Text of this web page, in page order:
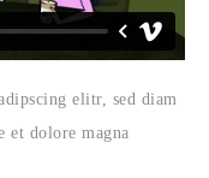
elitr, sed diam
et dolore magna